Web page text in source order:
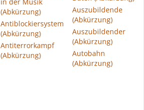
(Abkürzung)
Antiblockiersystem
(Abkürzung)
Antiterrorkampf
(Abkürzung)
Auszubildende
(Abkürzung)
Auszubildender
(Abkürzung)
Autobahn
(Abkürzung)